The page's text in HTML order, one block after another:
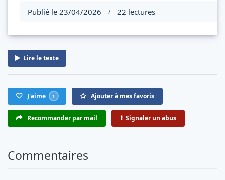
Publié le 23/04/2026 / 22 lectures
Lire le texte
J'aime 1 Ajouter à mes favoris
Recommander par mail Signaler un abus
Commentaires